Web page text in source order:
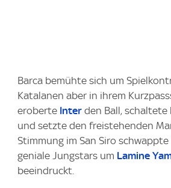
Barca bemühte sich um
Katalanen aber in ihrem
eroberte Inter den Ball,
und setzte den freistehenden
Stimmung im San Siro schwappte
geniale Jungstars um Lamine
beeindruckt.